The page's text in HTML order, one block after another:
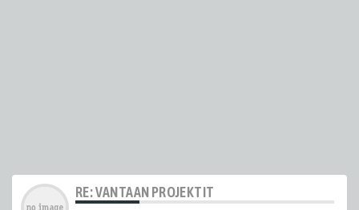
RE: VANTAAN PROJEKTIT